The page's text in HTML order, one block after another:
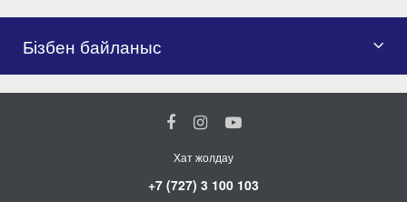
Бізбен байланыс
Хат жолдау
+7 (727) 3 100 103